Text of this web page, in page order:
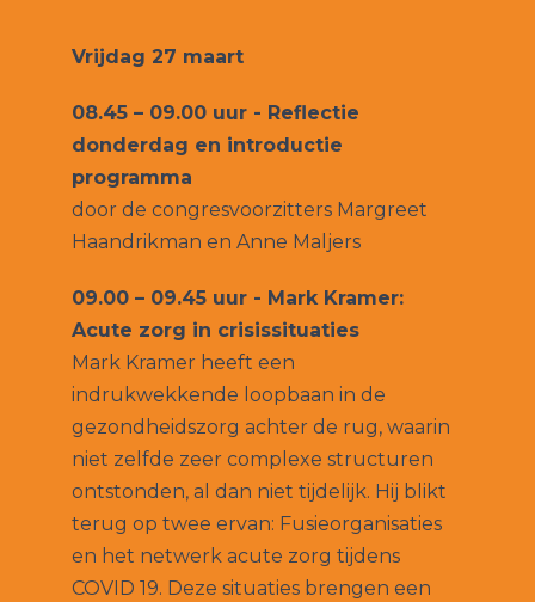
Vrijdag 27 maart
08.45 – 09.00 uur - Reflectie
donderdag en introductie
programma
door de congresvoorzitters Margreet
Haandrikman en Anne Maljers
09.00 – 09.45 uur - Mark Kramer:
Acute zorg in crisissituaties
Mark Kramer heeft een
indrukwekkende loopbaan in de
gezondheidszorg achter de rug, waarin
niet zelfde zeer complexe structuren
ontstonden, al dan niet tijdelijk. Hij blikt
terug op twee ervan: Fusieorganisaties
en het netwerk acute zorg tijdens
COVID 19. Deze situaties brengen een